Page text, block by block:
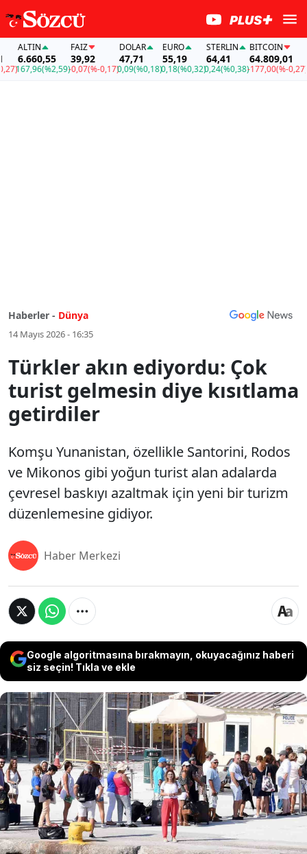
ALTIN
6.660,55
167,96(%2,59)
FAİZ
39,92
-0,07(%-0,17)
DOLAR
47,71
0,09(%0,18)
EURO
55,19
0,18(%0,32)
STERLIN
64,41
0,24(%0,38)
BITCOIN
64.809,01
-177,00(%-0,27)
Haberler - Dünya
14 Mayıs 2026 - 16:35
Türkler akın ediyordu: Çok
turist gelmesin diye kısıtlama
getirdiler
Komşu Yunanistan, özellikle Santorini, Rodos
ve Mikonos gibi yoğun turist alan adalarda
çevresel baskıyı azaltmak için yeni bir turizm
düzenlemesine gidiyor.
Haber Merkezi
Google algoritmasına bırakmayın, okuyacağınız haberi
siz seçin! Tıkla ve ekle
Komşu Yunanistan, özellikle Santorini,
Rodos ve Mikonos gibi yoğun turist alan
adalarda çevresel baskıyı azaltmak için
yeni bir turizm düzenlemesine gidiyor.